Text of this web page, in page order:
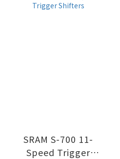
SRAM S-700 11-
Speed Trigger